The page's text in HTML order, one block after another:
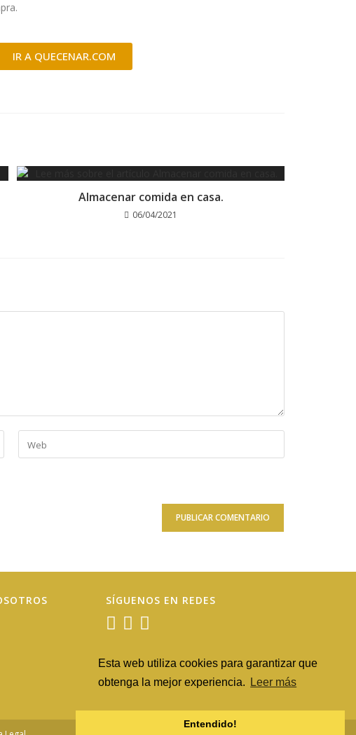
Esta web utiliza cookies para garantizar que
obtenga la mejor experiencia.
Leer más
Entendido!
IR A QUECENAR.COM
Almacenar comida en casa.
06/04/2021
SÍGUENOS EN REDES